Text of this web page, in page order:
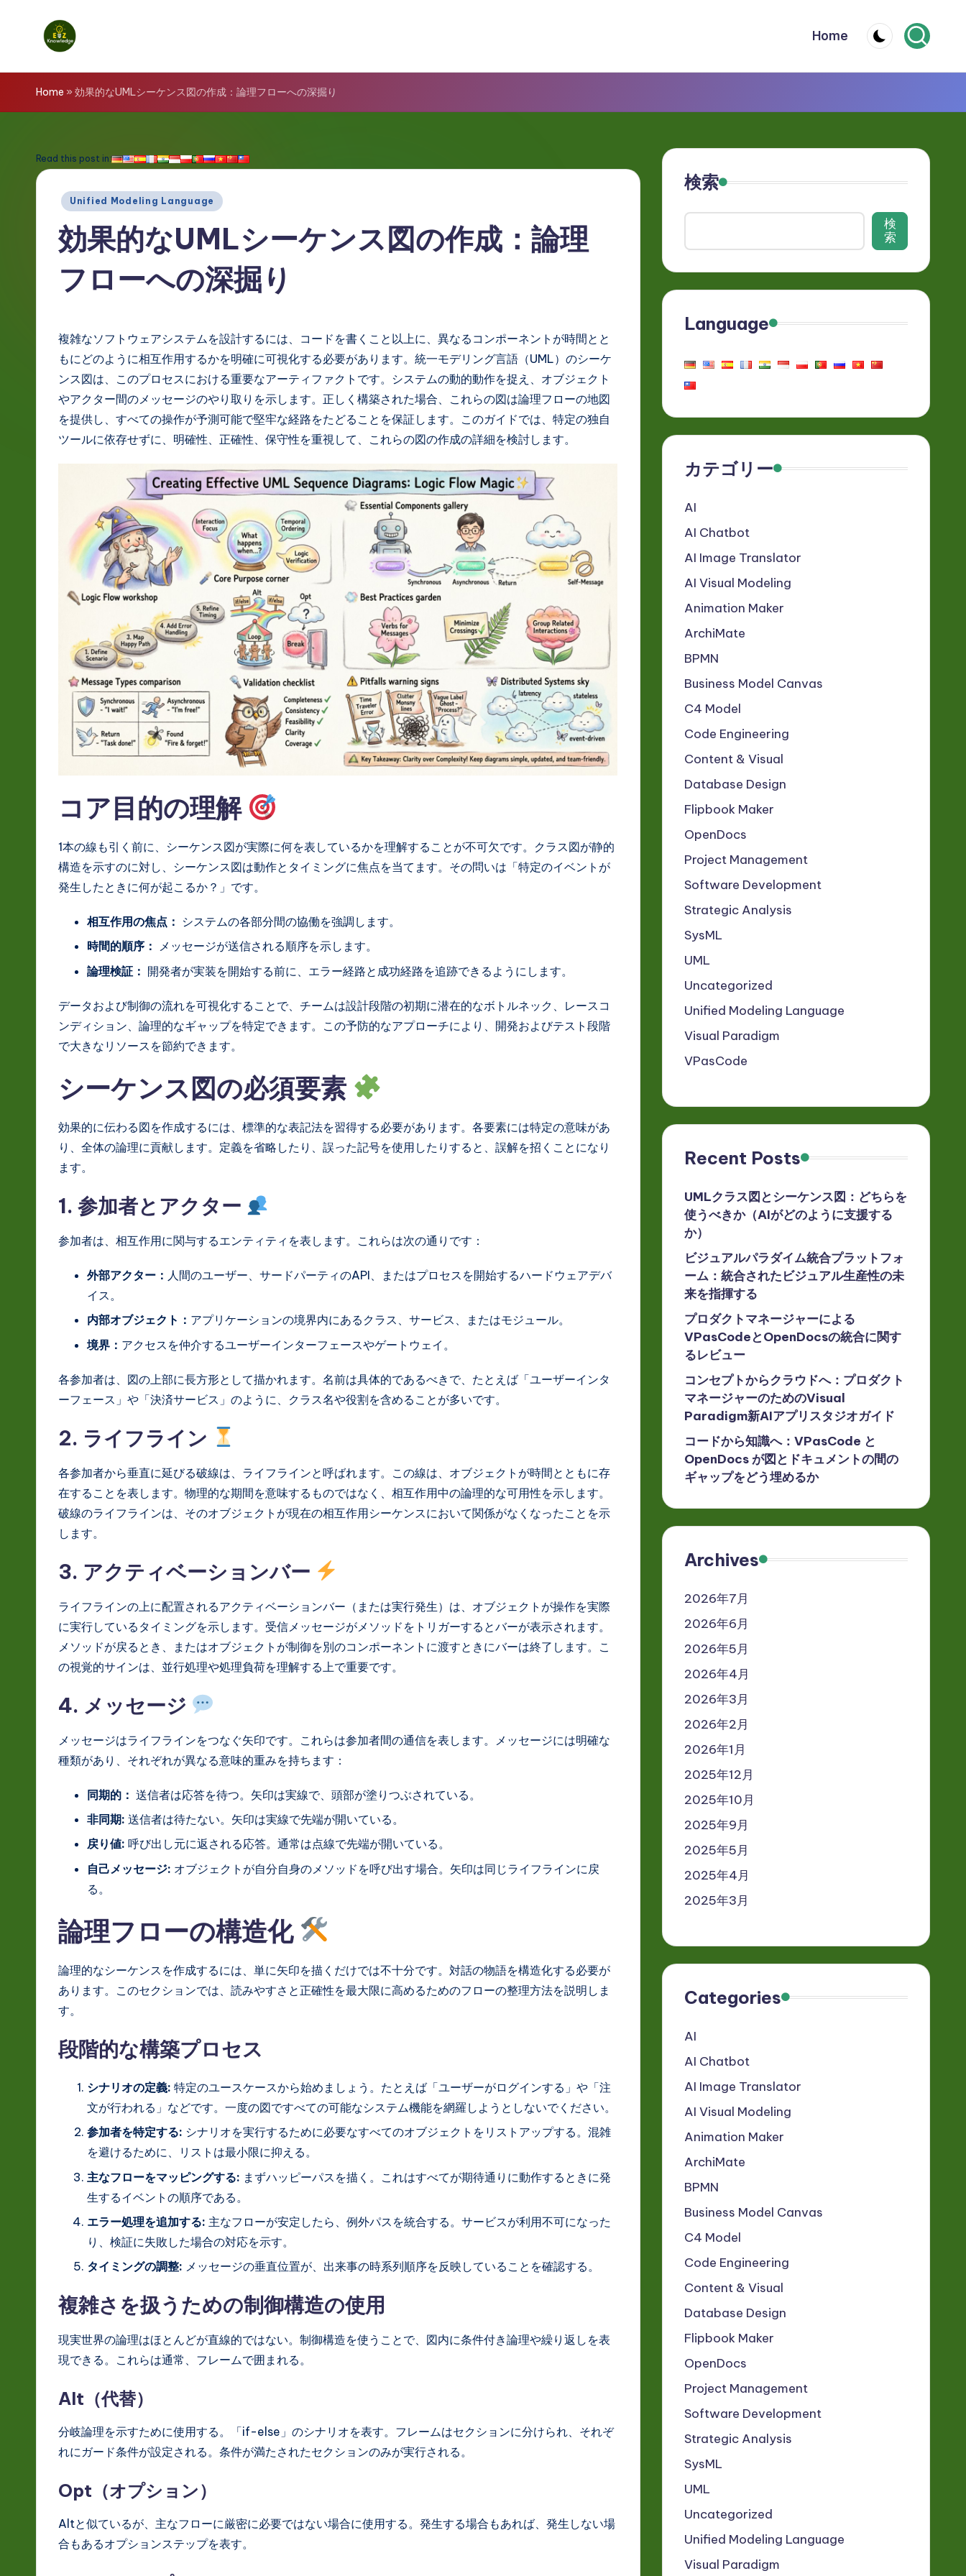
E
z
n
in
A
ft
Home
Home » 効果的なUMLシーケンス図の作成：論理フローへの深掘り
Read this post in:
Posted
Unified Modeling Language
効果的なUMLシーケンス図の作成：論理
フローへの深掘り
複雑なソフトウェアシステムを設計するには、コードを書くこと以上に、異なるコンポーネントが時間とと
もにどのように相互作用するかを明確に可視化する必要があります。統一モデリング言語（UML）のシーケ
ンス図は、このプロセスにおける重要なアーティファクトです。システムの動的動作を捉え、オブジェクト
やアクター間のメッセージのやり取りを示します。正しく構築された場合、これらの図は論理フローの地図
を提供し、すべての操作が予測可能で堅牢な経路をたどることを保証します。このガイドでは、特定の独自
ツールに依存せずに、明確性、正確性、保守性を重視して、これらの図の作成の詳細を検討します。
コア目的の理解
1本の線も引く前に、シーケンス図が実際に何を表しているかを理解することが不可欠です。クラス図が静的
構造を示すのに対し、シーケンス図は動作とタイミングに焦点を当てます。その問いは「特定のイベントが
発生したときに何が起こるか？」です。
相互作用の焦点： システムの各部分間の協働を強調します。
時間的順序： メッセージが送信される順序を示します。
論理検証： 開発者が実装を開始する前に、エラー経路と成功経路を追跡できるようにします。
データおよび制御の流れを可視化することで、チームは設計段階の初期に潜在的なボトルネック、レースコ
ンディション、論理的なギャップを特定できます。この予防的なアプローチにより、開発およびテスト段階
で大きなリソースを節約できます。
シーケンス図の必須要素
効果的に伝わる図を作成するには、標準的な表記法を習得する必要があります。各要素には特定の意味があ
り、全体の論理に貢献します。定義を省略したり、誤った記号を使用したりすると、誤解を招くことになり
ます。
1. 参加者とアクター
参加者は、相互作用に関与するエンティティを表します。これらは次の通りです：
外部アクター： 人間のユーザー、サードパーティのAPI、またはプロセスを開始するハードウェアデバ
イス。
内部オブジェクト： アプリケーションの境界内にあるクラス、サービス、またはモジュール。
境界： アクセスを仲介するユーザーインターフェースやゲートウェイ。
各参加者は、図の上部に長方形として描かれます。名前は具体的であるべきで、たとえば「ユーザーインタ
ーフェース」や「決済サービス」のように、クラス名や役割を含めることが多いです。
2. ライフライン
各参加者から垂直に延びる破線は、ライフラインと呼ばれます。この線は、オブジェクトが時間とともに存
在することを表します。物理的な期間を意味するものではなく、相互作用中の論理的な可用性を示します。
破線のライフラインは、そのオブジェクトが現在の相互作用シーケンスにおいて関係がなくなったことを示
します。
3. アクティベーションバー
ライフラインの上に配置されるアクティベーションバー（または実行発生）は、オブジェクトが操作を実際
に実行しているタイミングを示します。受信メッセージがメソッドをトリガーするとバーが表示されます。
メソッドが戻るとき、またはオブジェクトが制御を別のコンポーネントに渡すときにバーは終了します。こ
の視覚的サインは、並行処理や処理負荷を理解する上で重要です。
4. メッセージ
メッセージはライフラインをつなぐ矢印です。これらは参加者間の通信を表します。メッセージには明確な
種類があり、それぞれが異なる意味的重みを持ちます：
同期的： 送信者は応答を待つ。矢印は実線で、頭部が塗りつぶされている。
非同期: 送信者は待たない。矢印は実線で先端が開いている。
戻り値: 呼び出し元に返される応答。通常は点線で先端が開いている。
自己メッセージ: オブジェクトが自分自身のメソッドを呼び出す場合。矢印は同じライフラインに戻
る。
論理フローの構造化
論理的なシーケンスを作成するには、単に矢印を描くだけでは不十分です。対話の物語を構造化する必要が
あります。このセクションでは、読みやすさと正確性を最大限に高めるためのフローの整理方法を説明しま
す。
段階的な構築プロセス
シナリオの定義: 特定のユースケースから始めましょう。たとえば「ユーザーがログインする」や「注
文が行われる」などです。一度の図ですべての可能なシステム機能を網羅しようとしないでください。
参加者を特定する: シナリオを実行するために必要なすべてのオブジェクトをリストアップする。混雑
を避けるために、リストは最小限に抑える。
主なフローをマッピングする: まずハッピーパスを描く。これはすべてが期待通りに動作するときに発
生するイベントの順序である。
エラー処理を追加する: 主なフローが安定したら、例外パスを統合する。サービスが利用不可になった
り、検証に失敗した場合の対応を示す。
タイミングの調整: メッセージの垂直位置が、出来事の時系列順序を反映していることを確認する。
複雑さを扱うための制御構造の使用
現実世界の論理はほとんどが直線的ではない。制御構造を使うことで、図内に条件付き論理や繰り返しを表
現できる。これらは通常、フレームで囲まれる。
Alt（代替）
分岐論理を示すために使用する。「if-else」のシナリオを表す。フレームはセクションに分けられ、それぞ
れにガード条件が設定される。条件が満たされたセクションのみが実行される。
Opt（オプション）
Altと似ているが、主なフローに厳密に必要ではない場合に使用する。発生する場合もあれば、発生しない場
合もあるオプションステップを表す。
検索
検
索
Language
カテゴリー
AI
AI Chatbot
AI Image Translator
AI Visual Modeling
Animation Maker
ArchiMate
BPMN
Business Model Canvas
C4 Model
Code Engineering
Content & Visual
Database Design
Flipbook Maker
OpenDocs
Project Management
Software Development
Strategic Analysis
SysML
UML
Uncategorized
Unified Modeling Language
Visual Paradigm
VPasCode
Recent Posts
UMLクラス図とシーケンス図：どちらを
使うべきか（AIがどのように支援する
か）
ビジュアルパラダイム統合プラットフォ
ーム：統合されたビジュアル生産性の未
来を指揮する
プロダクトマネージャーによる
VPasCodeとOpenDocsの統合に関す
るレビュー
コンセプトからクラウドへ：プロダクト
マネージャーのためのVisual
Paradigm新AIアプリスタジオガイド
コードから知識へ：VPasCode と
OpenDocs が図とドキュメントの間の
ギャップをどう埋めるか
Archives
2026年7月
2026年6月
2026年5月
2026年4月
2026年3月
2026年2月
2026年1月
2025年12月
2025年10月
2025年9月
2025年5月
2025年4月
2025年3月
Categories
AI
AI Chatbot
AI Image Translator
AI Visual Modeling
Animation Maker
ArchiMate
BPMN
Business Model Canvas
C4 Model
Code Engineering
Content & Visual
Database Design
Flipbook Maker
OpenDocs
Project Management
Software Development
Strategic Analysis
SysML
UML
Uncategorized
Unified Modeling Language
Visual Paradigm